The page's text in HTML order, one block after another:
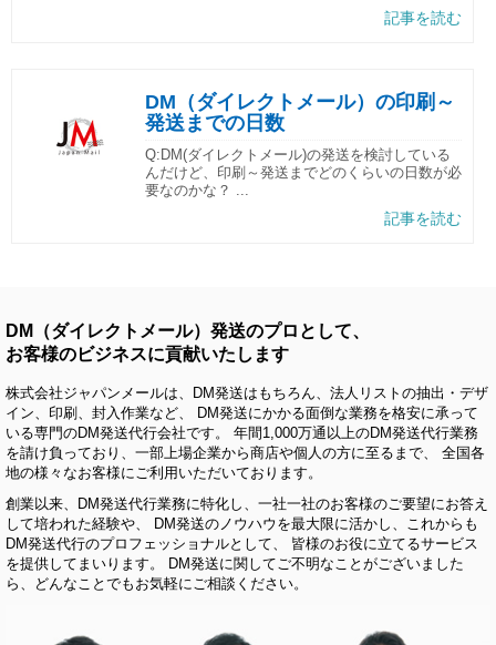
記事を読む
DM（ダイレクトメール）の印刷～
発送までの日数
Q:DM(ダイレクトメール)の発送を検討している
んだけど、印刷～発送までどのくらいの日数が必
要なのかな？ ...
記事を読む
DM（ダイレクトメール）発送のプロとして、
お客様のビジネスに貢献いたします
株式会社ジャパンメールは、DM発送はもちろん、法人リストの抽出・デザ
イン、印刷、封入作業など、 DM発送にかかる面倒な業務を格安に承って
いる専門のDM発送代行会社です。 年間1,000万通以上のDM発送代行業務
を請け負っており、一部上場企業から商店や個人の方に至るまで、 全国各
地の様々なお客様にご利用いただいております。
創業以来、DM発送代行業務に特化し、一社一社のお客様のご要望にお答え
して培われた経験や、 DM発送のノウハウを最大限に活かし、これからも
DM発送代行のプロフェッショナルとして、 皆様のお役に立てるサービス
を提供してまいります。 DM発送に関してご不明なことがございました
ら、どんなことでもお気軽にご相談ください。